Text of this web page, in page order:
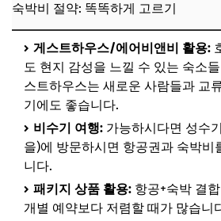
숙박비 절약: 똑똑하게 고르기
게스트하우스/에어비앤비 활용:
도 현지 감성을 느낄 수 있는 숙소
스트하우스는 새로운 사람들과 교
기에도 좋습니다.
비수기 여행: 가능하시다면 성수
을)에 방문하시면 항공권과 숙박비
니다.
패키지 상품 활용: 항공+숙박 결
개별 예약보다 저렴할 때가 많습니